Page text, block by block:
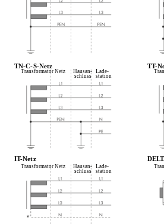
Elektrischer Anschluss
Inbetriebnahme
Bedienung
Produkt
Instandhaltung
Reinigung
Fehlerbehebung
Produkt außer Betrieb
Produkt austauschen